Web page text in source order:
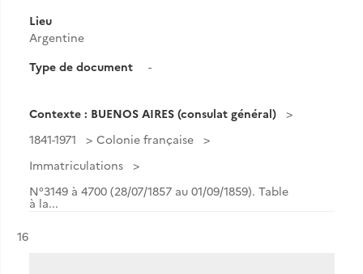
Lieu
Argentine
Type de document
-
Contexte : BUENOS AIRES (consulat général)
1841-1971
Colonie française
Immatriculations
N°3149 à 4700 (28/07/1857 au 01/09/1859). Table
à la...
Résultat n°
16